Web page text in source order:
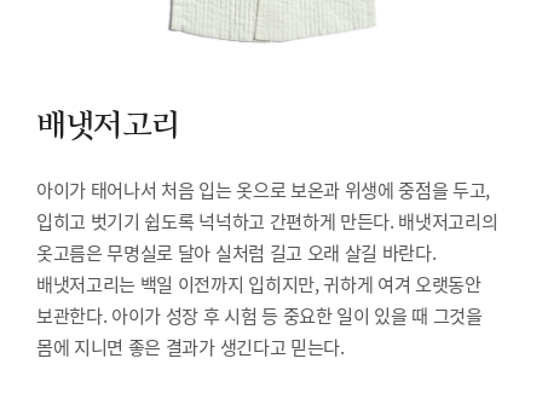
배냇저고리
아이가 태어나서 처음 입는 옷으로 보온과 위생에 중점을 두고,
입히고 벗기기 쉽도록 넉넉하고 간편하게 만든다. 배냇저고리의
옷고름은 무명실로 달아 실처럼 길고 오래 살길 바란다.
배냇저고리는 백일 이전까지 입히지만, 귀하게 여겨 오랫동안
보관한다. 아이가 성장 후 시험 등 중요한 일이 있을 때 그것을
몸에 지니면 좋은 결과가 생긴다고 믿는다.